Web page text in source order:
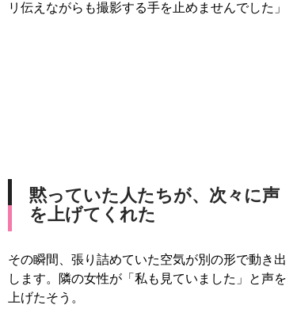
リ伝えながらも撮影する手を止めませんでした」
黙っていた人たちが、次々に声
を上げてくれた
その瞬間、張り詰めていた空気が別の形で動き出
します。隣の女性が「私も見ていました」と声を
上げたそう。